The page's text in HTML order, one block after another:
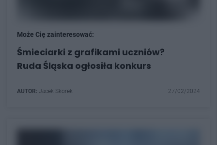
Może Cię zainteresować:
Śmieciarki z grafikami uczniów?
Ruda Śląska ogłosiła konkurs
AUTOR: Jacek Skorek 27/02/2024